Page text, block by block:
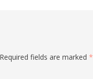
Required fields are marked *